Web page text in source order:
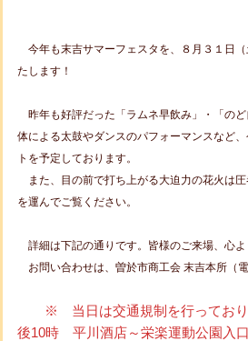
今年も末吉サマーフェスタを、８月３１日
たします！
昨年も好評だった「ラムネ早飲み」・「の
体による太鼓やダンスのパフォーマンスなど
トを予定しております。
また、目の前で打ち上がる大迫力の花火は
を運んでご覧ください。
詳細は下記の通りです。皆様のご来場、心よ
お問い合わせは、曽於市商工会 末吉本所（
※ 当日は交通規制を行っており
後10時 平川酒店～栄楽運動公園入口